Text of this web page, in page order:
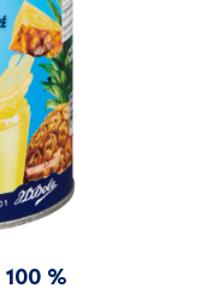
%